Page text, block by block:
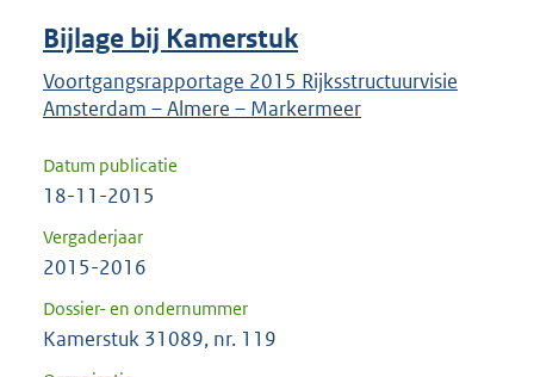
Bijlage bij Kamerstuk
Voortgangsrapportage 2015 Rijksstructuurvisie
Amsterdam – Almere – Markermeer
Datum publicatie
18-11-2015
Vergaderjaar
2015-2016
Dossier- en ondernummer
Kamerstuk 31089, nr. 119